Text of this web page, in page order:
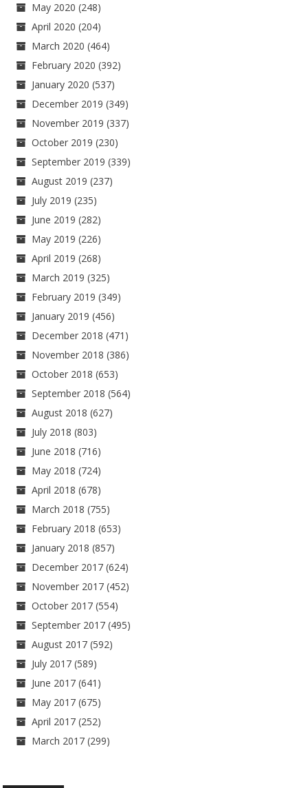
May 2020 (248)
April 2020 (204)
March 2020 (464)
February 2020 (392)
January 2020 (537)
December 2019 (349)
November 2019 (337)
October 2019 (230)
September 2019 (339)
August 2019 (237)
July 2019 (235)
June 2019 (282)
May 2019 (226)
April 2019 (268)
March 2019 (325)
February 2019 (349)
January 2019 (456)
December 2018 (471)
November 2018 (386)
October 2018 (653)
September 2018 (564)
August 2018 (627)
July 2018 (803)
June 2018 (716)
May 2018 (724)
April 2018 (678)
March 2018 (755)
February 2018 (653)
January 2018 (857)
December 2017 (624)
November 2017 (452)
October 2017 (554)
September 2017 (495)
August 2017 (592)
July 2017 (589)
June 2017 (641)
May 2017 (675)
April 2017 (252)
March 2017 (299)